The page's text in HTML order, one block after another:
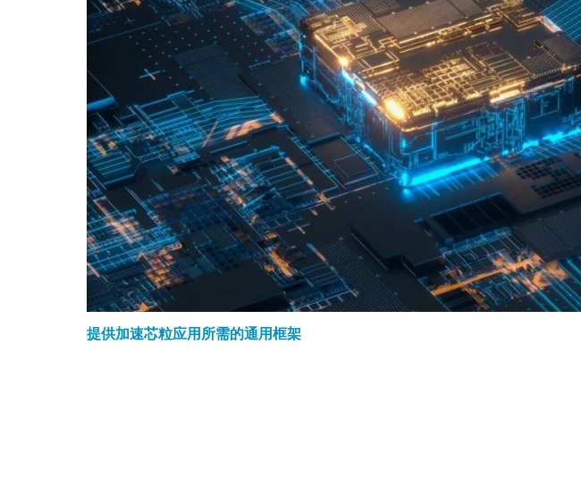
提供加速芯粒应用所需的通用框架